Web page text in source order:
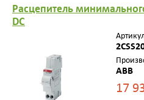
Расцепитель
DC
ABB
17